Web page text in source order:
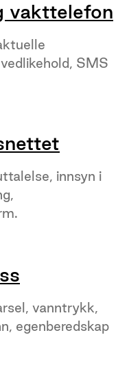
vakttelefon
SMS
innsyn i
vanntrykk,
egenberedskap